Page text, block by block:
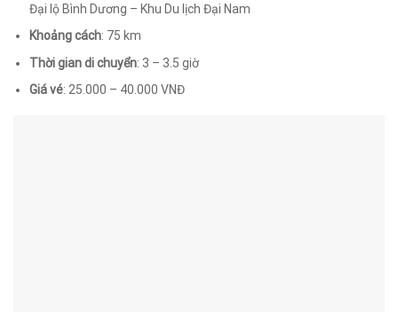
Đại lộ Bình Dương – Khu Du lịch Đại Nam
Khoảng cách: 75 km
Thời gian di chuyển: 3 – 3.5 giờ
Giá vé: 25.000 – 40.000 VNĐ